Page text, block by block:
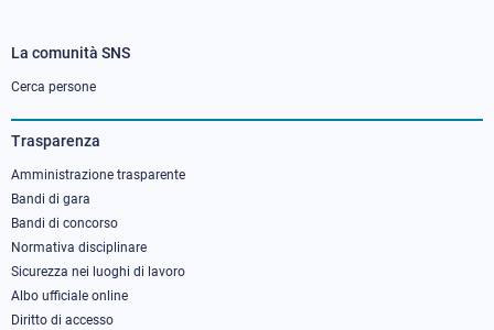
Footer
column
3
La comunità SNS
Cerca persone
Trasparenza
Amministrazione trasparente
Bandi di gara
Bandi di concorso
Normativa disciplinare
Sicurezza nei luoghi di lavoro
Albo ufficiale online
Diritto di accesso